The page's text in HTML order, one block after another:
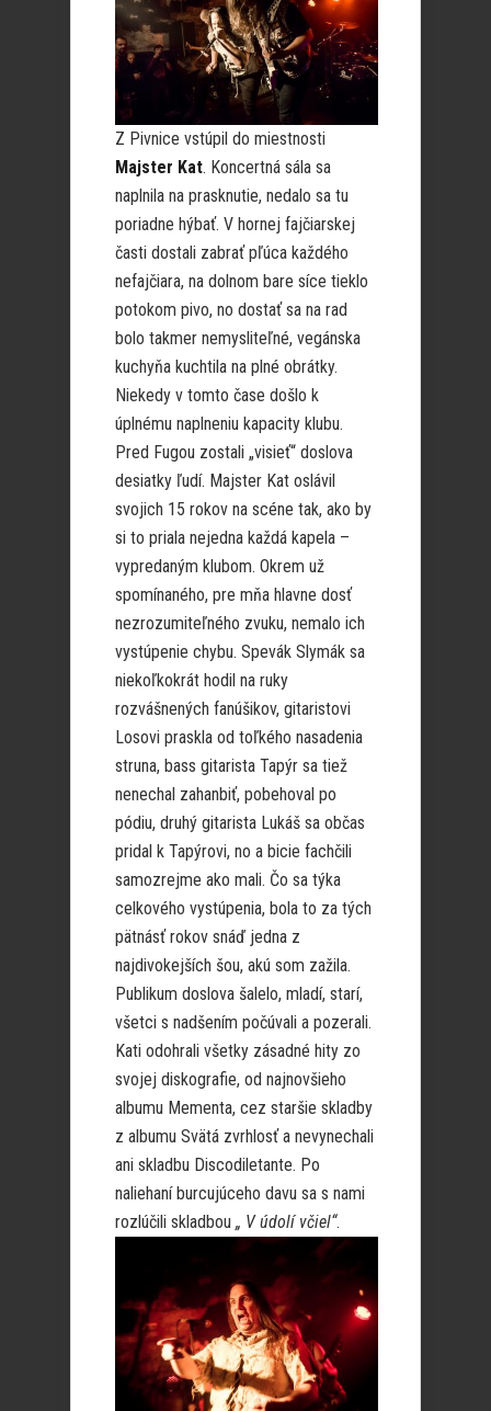
Z Pivnice vstúpil do miestnosti
Majster Kat. Koncertná sála sa
naplnila na prasknutie, nedalo sa tu
poriadne hýbať. V hornej fajčiarskej
časti dostali zabrať pľúca každého
nefajčiara, na dolnom bare síce tieklo
potokom pivo, no dostať sa na rad
bolo takmer nemysliteľné, vegánska
kuchyňa kuchtila na plné obrátky.
Niekedy v tomto čase došlo k
úplnému naplneniu kapacity klubu.
Pred Fugou zostali „visieť“ doslova
desiatky ľudí. Majster Kat oslávil
svojich 15 rokov na scéne tak, ako by
si to priala nejedna každá kapela –
vypredaným klubom. Okrem už
spomínaného, pre mňa hlavne dosť
nezrozumiteľného zvuku, nemalo ich
vystúpenie chybu. Spevák Slymák sa
niekoľkokrát hodil na ruky
rozvášnených fanúšikov, gitaristovi
Losovi praskla od toľkého nasadenia
struna, bass gitarista Tapýr sa tiež
nenechal zahanbiť, pobehoval po
pódiu, druhý gitarista Lukáš sa občas
pridal k Tapýrovi, no a bicie fachčili
samozrejme ako mali. Čo sa týka
celkového vystúpenia, bola to za tých
pätnásť rokov snáď jedna z
najdivokejších šou, akú som zažila.
Publikum doslova šalelo, mladí, starí,
všetci s nadšením počúvali a pozerali.
Kati odohrali všetky zásadné hity zo
svojej diskografie, od najnovšieho
albumu Mementa, cez staršie skladby
z albumu Svätá zvrhlosť a nevynechali
ani skladbu Discodiletante. Po
naliehaní burcujúceho davu sa s nami
rozlúčili skladbou „ V údolí včiel“.